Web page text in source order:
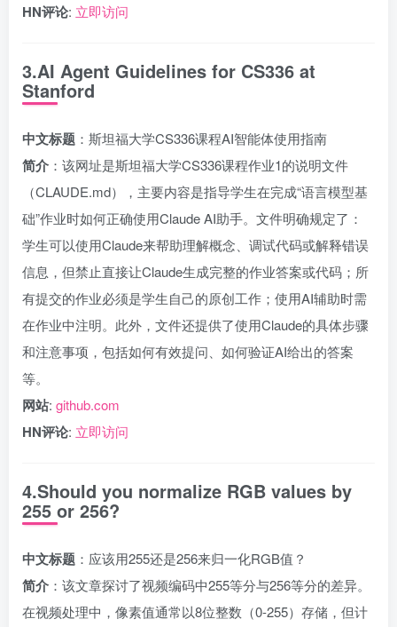
HN评论: 立即访问
3.AI Agent Guidelines for CS336 at
Stanford
中文标题 ：斯坦福大学CS336课程AI智能体使用指南
简介 ：该网址是斯坦福大学CS336课程作业1的说明文件
（CLAUDE.md），主要内容是指导学生在完成“语言模型基
础”作业时如何正确使用Claude AI助手。文件明确规定了：
学生可以使用Claude来帮助理解概念、调试代码或解释错误
信息，但禁止直接让Claude生成完整的作业答案或代码；所
有提交的作业必须是学生自己的原创工作；使用AI辅助时需
在作业中注明。此外，文件还提供了使用Claude的具体步骤
和注意事项，包括如何有效提问、如何验证AI给出的答案
等。
网站: github.com
HN评论: 立即访问
4.Should you normalize RGB values by
255 or 256?
中文标题 ：应该用255还是256来归一化RGB值？
简介 ：该文章探讨了视频编码中255等分与256等分的差异。
在视频处理中，像素值通常以8位整数（0-255）存储，但计